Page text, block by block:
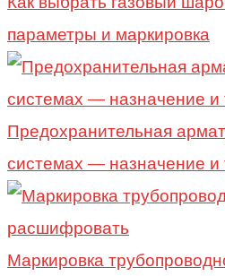
параметры и маркировка
Предохранительная
системах — назначение и
Маркировка